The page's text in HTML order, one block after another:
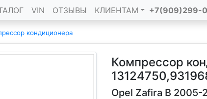
VIN ОТЗЫВЫ КЛИЕНТАМ +7(909)299-
кондиционера
Компрессор
Opel Zafira B 2005-